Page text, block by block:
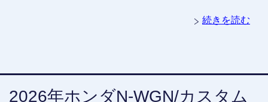
続きを読む
2026年ホンダN-WGN/カスタム